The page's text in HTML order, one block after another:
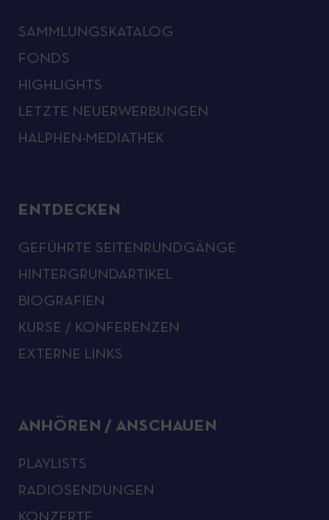
SAMMLUNGSKATALOG
FONDS
HIGHLIGHTS
LETZTE NEUERWERBUNGEN
HALPHEN-MEDIATHEK
ENTDECKEN
GEFÜHRTE SEITENRUNDGÄNGE
HINTERGRUNDARTIKEL
BIOGRAFIEN
KURSE / KONFERENZEN
EXTERNE LINKS
ANHÖREN / ANSCHAUEN
PLAYLISTS
RADIOSENDUNGEN